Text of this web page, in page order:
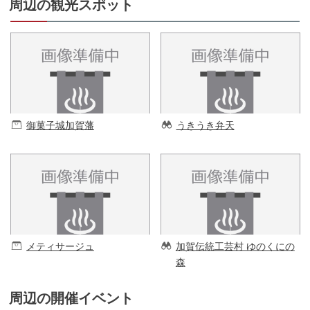
周辺の観光スポット
御菓子城加賀藩 うきうき弁天
メティサージュ
加賀伝統工芸村 ゆのくにの
森
周辺の開催イベント